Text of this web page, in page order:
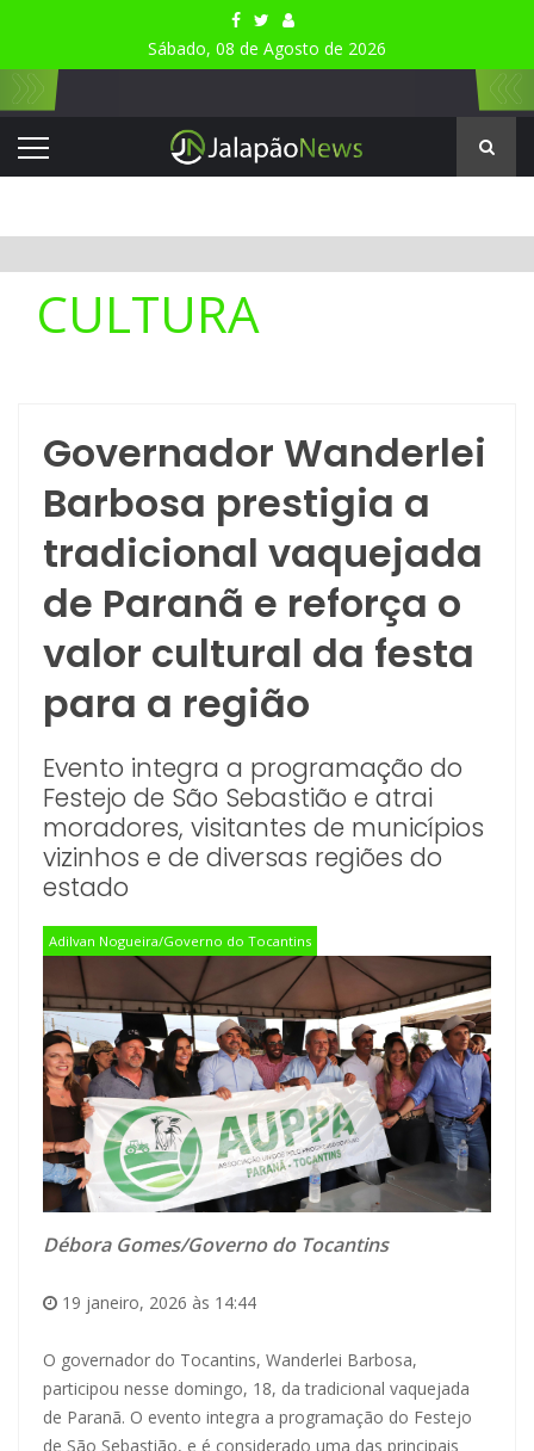
Sábado, 08 de Agosto de 2026
CULTURA
Governador Wanderlei
Barbosa prestigia a
tradicional vaquejada
de Paranã e reforça o
valor cultural da festa
para a região
Evento integra a programação do
Festejo de São Sebastião e atrai
moradores, visitantes de municípios
vizinhos e de diversas regiões do
estado
Adilvan Nogueira/Governo do Tocantins
Débora Gomes/Governo do Tocantins
19 janeiro, 2026 às 14:44
O governador do Tocantins, Wanderlei Barbosa,
participou nesse domingo, 18, da tradicional vaquejada
de Paranã. O evento integra a programação do Festejo
de São Sebastião, e é considerado uma das principais